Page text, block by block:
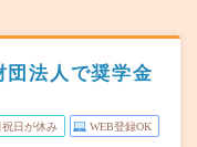
団法人で奨学金
祝日が休み WEB登録OK